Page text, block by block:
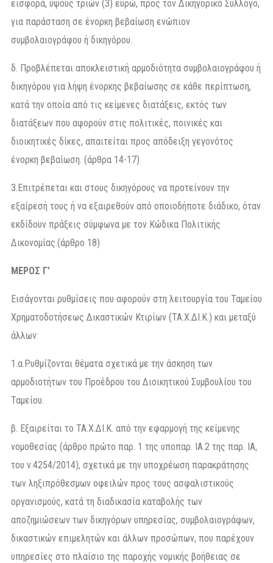
εισφορά, ύψους τριών (3) ευρώ, προς τον Δικηγορικό Σύλλογο,
για παράσταση σε ένορκη βεβαίωση ενώπιον
συμβολαιογράφου ή δικηγόρου.
δ. Προβλέπεται αποκλειστική αρμοδιότητα συμβολαιογράφου ή
δικηγόρου για λήψη ένορκης βεβαίωσης σε κάθε περίπτωση,
κατά την οποία από τις κείμενες διατάξεις, εκτός των
διατάξεων που αφορούν στις πολιτικές, ποινικές και
διοικητικές δίκες, απαιτείται προς απόδειξη γεγονότος
ένορκη βεβαίωση. (άρθρα 14-17)
3.Επιτρέπεται και στους δικηγόρους να προτείνουν την
εξαίρεσή τους ή να εξαιρεθούν από οποιοδήποτε διάδικο, όταν
εκδίδουν πράξεις σύμφωνα με τον Κώδικα Πολιτικής
Δικονομίας.(άρθρο 18)
ΜΕΡΟΣ Γ’
Εισάγονται ρυθμίσεις που αφορούν στη λειτουργία του Ταμείου
Χρηματοδοτήσεως Δικαστικών Κτιρίων (ΤΑ.Χ.ΔΙ.Κ.) και μεταξύ
άλλων:
1.α.Ρυθμίζονται θέματα σχετικά με την άσκηση των
αρμοδιοτήτων του Προέδρου του Διοικητικού Συμβουλίου του
Ταμείου.
β. Εξαιρείται το ΤΑ.Χ.ΔΙ.Κ. από την εφαρμογή της κείμενης
νομοθεσίας (άρθρο πρώτο παρ. 1 της υποπαρ. ΙΑ.2 της παρ. ΙΑ,
του ν.4254/2014), σχετικά με την υποχρέωση παρακράτησης
των ληξιπρόθεσμων οφειλών προς τους ασφαλιστικούς
οργανισμούς, κατά τη διαδικασία καταβολής των
αποζημιώσεων των δικηγόρων υπηρεσίας, συμβολαιογράφων,
δικαστικών επιμελητών και άλλων προσώπων, που παρέχουν
υπηρεσίες στο πλαίσιο της παροχής νομικής βοήθειας σε